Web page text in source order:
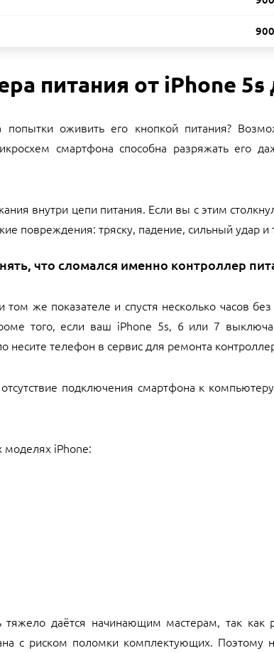
питания от iPhone
оживить его кнопкой питания?
смартфона способна разряжать
внутри цепи питания. Если вы с этим
повреждения: тряску, падение, сильный удар и
что сломался именно контроллер
том же показателе и спустя несколько часов
того, если ваш iPhone 5s, 6 или 7
несите телефон в сервис для ремонта
подключения смартфона к
iPhone:
тяжело даётся начинающим мастерам, так как
с риском поломки комплектующих. Поэтому